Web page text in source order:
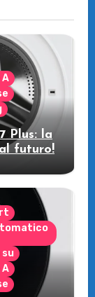
Plus: la
futuro!
su